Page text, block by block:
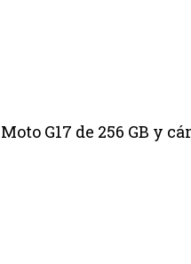
G17 de 256 GB y